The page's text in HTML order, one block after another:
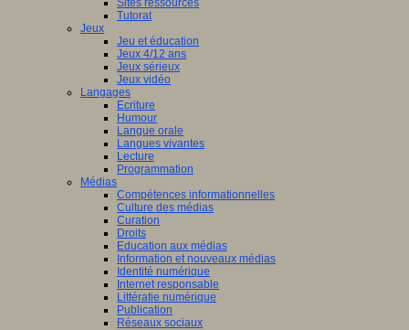
Sites ressources
Tutorat
Jeux
Jeu et éducation
Jeux 4/12 ans
Jeux sérieux
Jeux vidéo
Langages
Ecriture
Humour
Langue orale
Langues vivantes
Lecture
Programmation
Médias
Compétences informationnelles
Culture des médias
Curation
Droits
Education aux médias
Information et nouveaux médias
Identité numérique
Internet responsable
Littératie numérique
Publication
Réseaux sociaux